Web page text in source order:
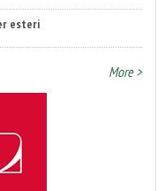
esteri
di FTA Europe
More >